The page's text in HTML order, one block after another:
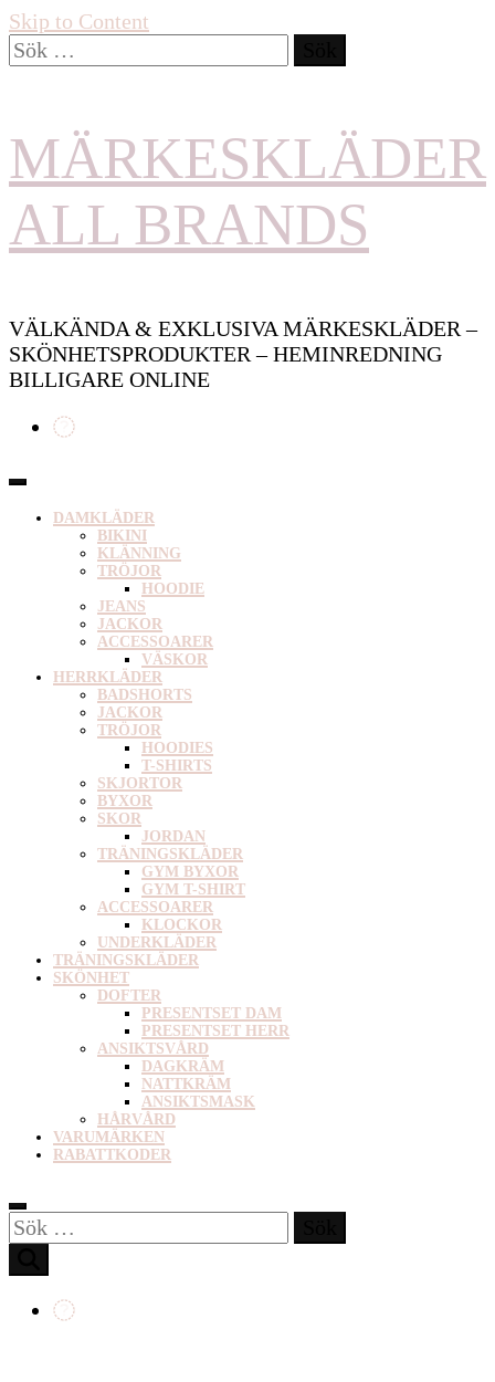
Skip to Content
Sök
efter:
MÄRKESKLÄDER
ALL BRANDS
VÄLKÄNDA & EXKLUSIVA MÄRKESKLÄDER –
SKÖNHETSPRODUKTER – HEMINREDNING
BILLIGARE ONLINE
DAMKLÄDER
BIKINI
KLÄNNING
TRÖJOR
HOODIE
JEANS
JACKOR
ACCESSOARER
VÄSKOR
HERRKLÄDER
BADSHORTS
JACKOR
TRÖJOR
HOODIES
T-SHIRTS
SKJORTOR
BYXOR
SKOR
JORDAN
TRÄNINGSKLÄDER
GYM BYXOR
GYM T-SHIRT
ACCESSOARER
KLOCKOR
UNDERKLÄDER
TRÄNINGSKLÄDER
SKÖNHET
DOFTER
PRESENTSET DAM
PRESENTSET HERR
ANSIKTSVÅRD
DAGKRÄM
NATTKRÄM
ANSIKTSMASK
HÅRVÅRD
VARUMÄRKEN
RABATTKODER
Sök
efter: